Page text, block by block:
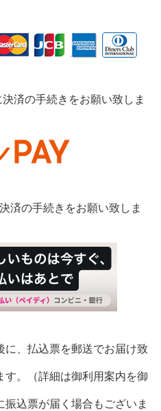
済の手続きをお願い致しま
済の手続きをお願い致しま
に、払込票を郵送でお届け致
。（詳細は御利用案内を御
込票が届く場合もございま